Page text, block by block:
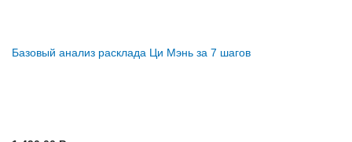
Базовый анализ расклада Ци Мэнь за 7 шагов